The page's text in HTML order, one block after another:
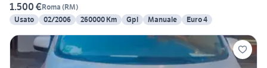
1.500 €Roma (RM)
Usato
02/2006 260000 Km Gpl Manuale Euro 4